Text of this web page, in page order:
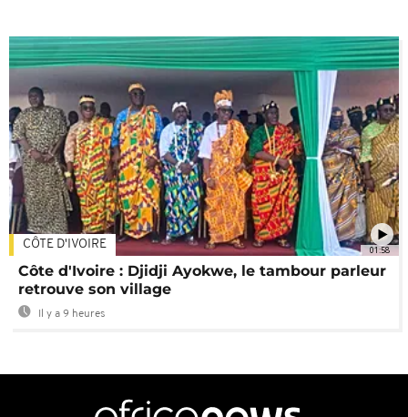
01:58
CÔTE D'IVOIRE
Côte d'Ivoire : Djidji Ayokwe, le tambour parleur
retrouve son village
Il y a 9 heures